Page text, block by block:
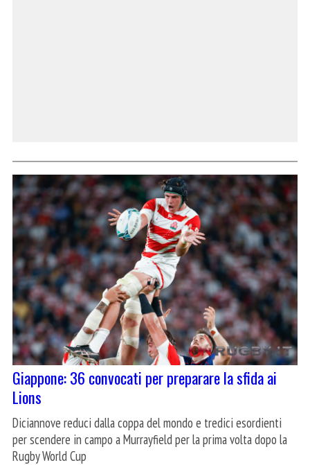
Giappone: 36 convocati per preparare la sfida ai
Lions
Diciannove reduci dalla coppa del mondo e tredici esordienti
per scendere in campo a Murrayfield per la prima volta dopo la
Rugby World Cup